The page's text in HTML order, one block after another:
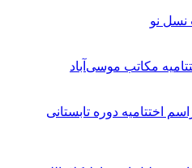
نسل نو
مکاتب موسی‌آباد
اختتامیه دوره تابستانی